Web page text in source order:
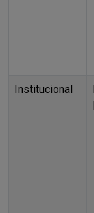
Institucional